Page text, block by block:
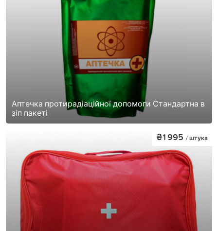
Аптечка протирадіаційної допомоги Стандартна в
зіп пакеті
₴1 995 / штука